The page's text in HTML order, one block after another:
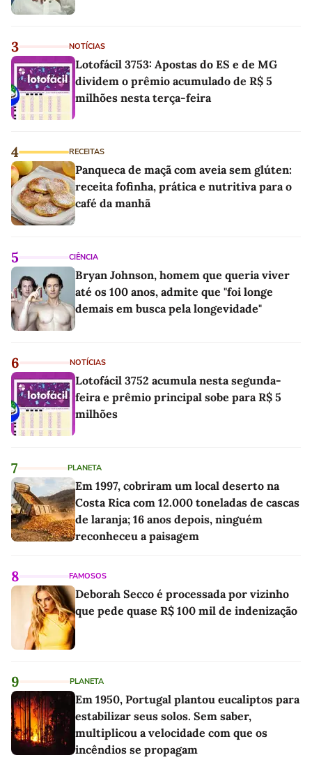
3 NOTÍCIAS
Lotofácil 3753: Apostas do ES e de MG
dividem o prêmio acumulado de R$ 5
milhões nesta terça-feira
4 RECEITAS
Panqueca de maçã com aveia sem glúten:
receita fofinha, prática e nutritiva para o
café da manhã
5 CIÊNCIA
Bryan Johnson, homem que queria viver
até os 100 anos, admite que "foi longe
demais em busca pela longevidade"
6 NOTÍCIAS
Lotofácil 3752 acumula nesta segunda-
feira e prêmio principal sobe para R$ 5
milhões
7 PLANETA
Em 1997, cobriram um local deserto na
Costa Rica com 12.000 toneladas de cascas
de laranja; 16 anos depois, ninguém
reconheceu a paisagem
8 FAMOSOS
Deborah Secco é processada por vizinho
que pede quase R$ 100 mil de indenização
9 PLANETA
Em 1950, Portugal plantou eucaliptos para
estabilizar seus solos. Sem saber,
multiplicou a velocidade com que os
incêndios se propagam